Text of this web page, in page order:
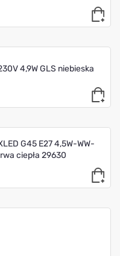
4,9W GLS niebieska
G45 E27 4,5W-WW-
ciepła 29630